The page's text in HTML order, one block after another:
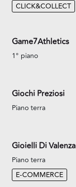
CLICK&COLLECT
Game7Athletics
1° piano
Giochi Preziosi
Piano terra
Gioielli Di Valenza
Piano terra
E-COMMERCE